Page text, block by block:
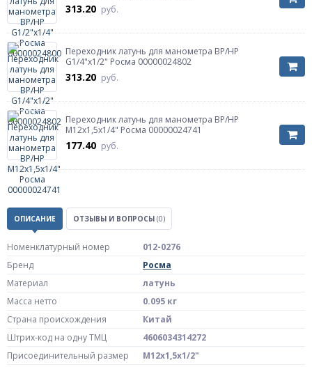
313.20 руб.
Переходник латунь для манометра ВР/НР
G1/4"х1/2" Росма 00000024802
313.20 руб.
Переходник латунь для манометра ВР/НР
М12х1,5х1/4" Росма 00000024741
177.40 руб.
ОПИСАНИЕ ОТЗЫВЫ И ВОПРОСЫ (0)
Номенклатурный номер
012-0276
Бренд
Росма
Материал
латунь
Масса нетто
0.095 кг
Страна происхождения
Китай
Штрих-код на одну ТМЦ
4606034314272
Присоединительный размер
М12х1,5х1/2"